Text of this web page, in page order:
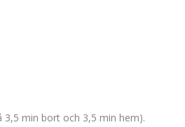
min bort och 3,5 min hem).